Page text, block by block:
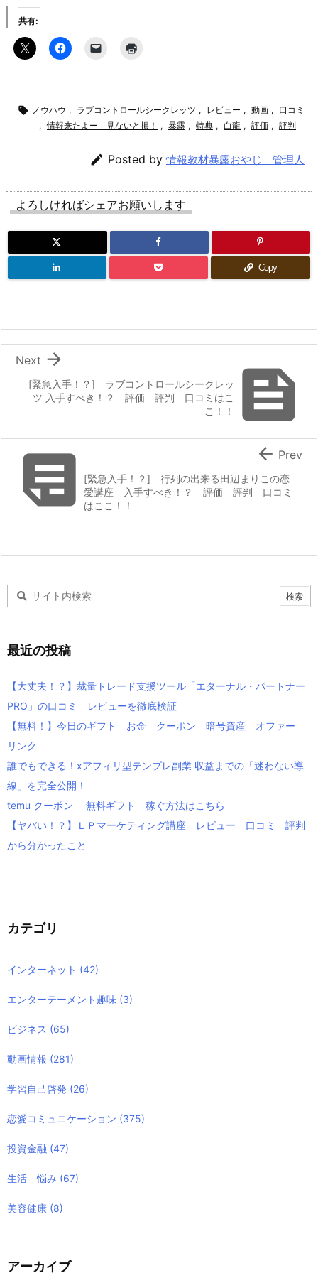
共有:
 ノウハウ , ラブコントロールシークレッツ , レビュー , 動画 , 口コミ
, 情報来たよー 見ないと損！ , 暴露 , 特典 , 白龍 , 評価 , 評判
 Posted by情報教材暴露おやじ 管理人
よろしければシェアお願いします
Copy

[緊急入手！？] ラブコントロールシークレッ
ツ 入手すべき！？ 評価 評判 口コミはこ
こ！！

Next
[緊急入手！？] 行列の出来る田辺まりこの恋
愛講座 入手すべき！？ 評価 評判 口コミ
はここ！！
 Prev
最近の投稿
【大丈夫！？】裁量トレード支援ツール「エターナル・パートナー
PRO」の口コミ レビューを徹底検証
【無料！】今日のギフト お金 クーポン 暗号資産 オファー
リンク
誰でもできる！xアフィリ型テンプレ副業 収益までの「迷わない導
線」を完全公開！
temu クーポン 無料ギフト 稼ぐ方法はこちら
【ヤバい！？】ＬＰマーケティング講座 レビュー 口コミ 評判
から分かったこと
カテゴリ
インターネット (42)
エンターテーメント趣味 (3)
ビジネス (65)
動画情報 (281)
学習自己啓発 (26)
恋愛コミュニケーション (375)
投資金融 (47)
生活 悩み (67)
美容健康 (8)
アーカイブ